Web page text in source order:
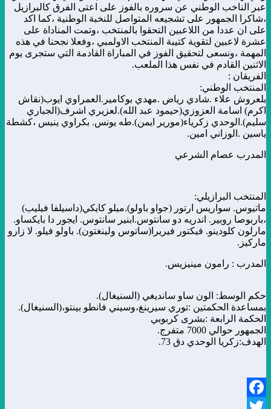
عبر الناخب الوطني عن سروره بالفوز على اعتى الفرق كالبرازيل
،شاكرا الجمهور على تشجيعه المتواصل للنخبة الوطنية ،كما اكد
على ان عددا من اللاعبين التحقوا بالمنتخب ،وتمت المناداة على
عشرة لاعبين لتقوية كتيبة المنتخب الاولمبي ،وفعلا نجحنا في هذه
المهمة ،ونسعى لتحقيق الفوز في المباراة القادمة التي ستجرى يوم
الاثنين القادم في نفس هذا الملعب.
الفريقان :
المنتخب الوطني:
بلعروش علاء .شادي رياض .مهدي بوكامير.العمراوي ايوب(نقاش
اكرم) اسامة العزوزي(حيمود عبد الله).لعزيري اشرف(الجباري
سليم).الوحدي زكرياء(مورير ايمن).طه يونس. بكراوي ينيس ،كشطة
ياسين .الوزاني امين.
المدرب عصام الشرعي
المنتخب البرازيلي:
ماتيوس. سواريس ارتور (جواو باولو).ميلو كايكي(داسيلفا فيليب)
،باربوصا روبير. اندريه دو سانتوس.ابنير سانتوس. ايجور دا بايكساو.
مارلون كلودينو. فيكتور فيريرا(ساتوس ولينغتون). باولو فيلو. لا زارو
ماركيز.
المدرب : رامون مينيزيس.
حكم الوسط: الون ساو سانديغي (السنيغال).
بمساعدة الحكمتين :توري سيرينغ،وسيني فانطو بينتو،(السنيغال).
الحكمة الرابعة :بشرى كربوبي
الجمهور حوالي 7000 متفرج.
الهدف:زكريا الوحدي دق 73.
Facebook